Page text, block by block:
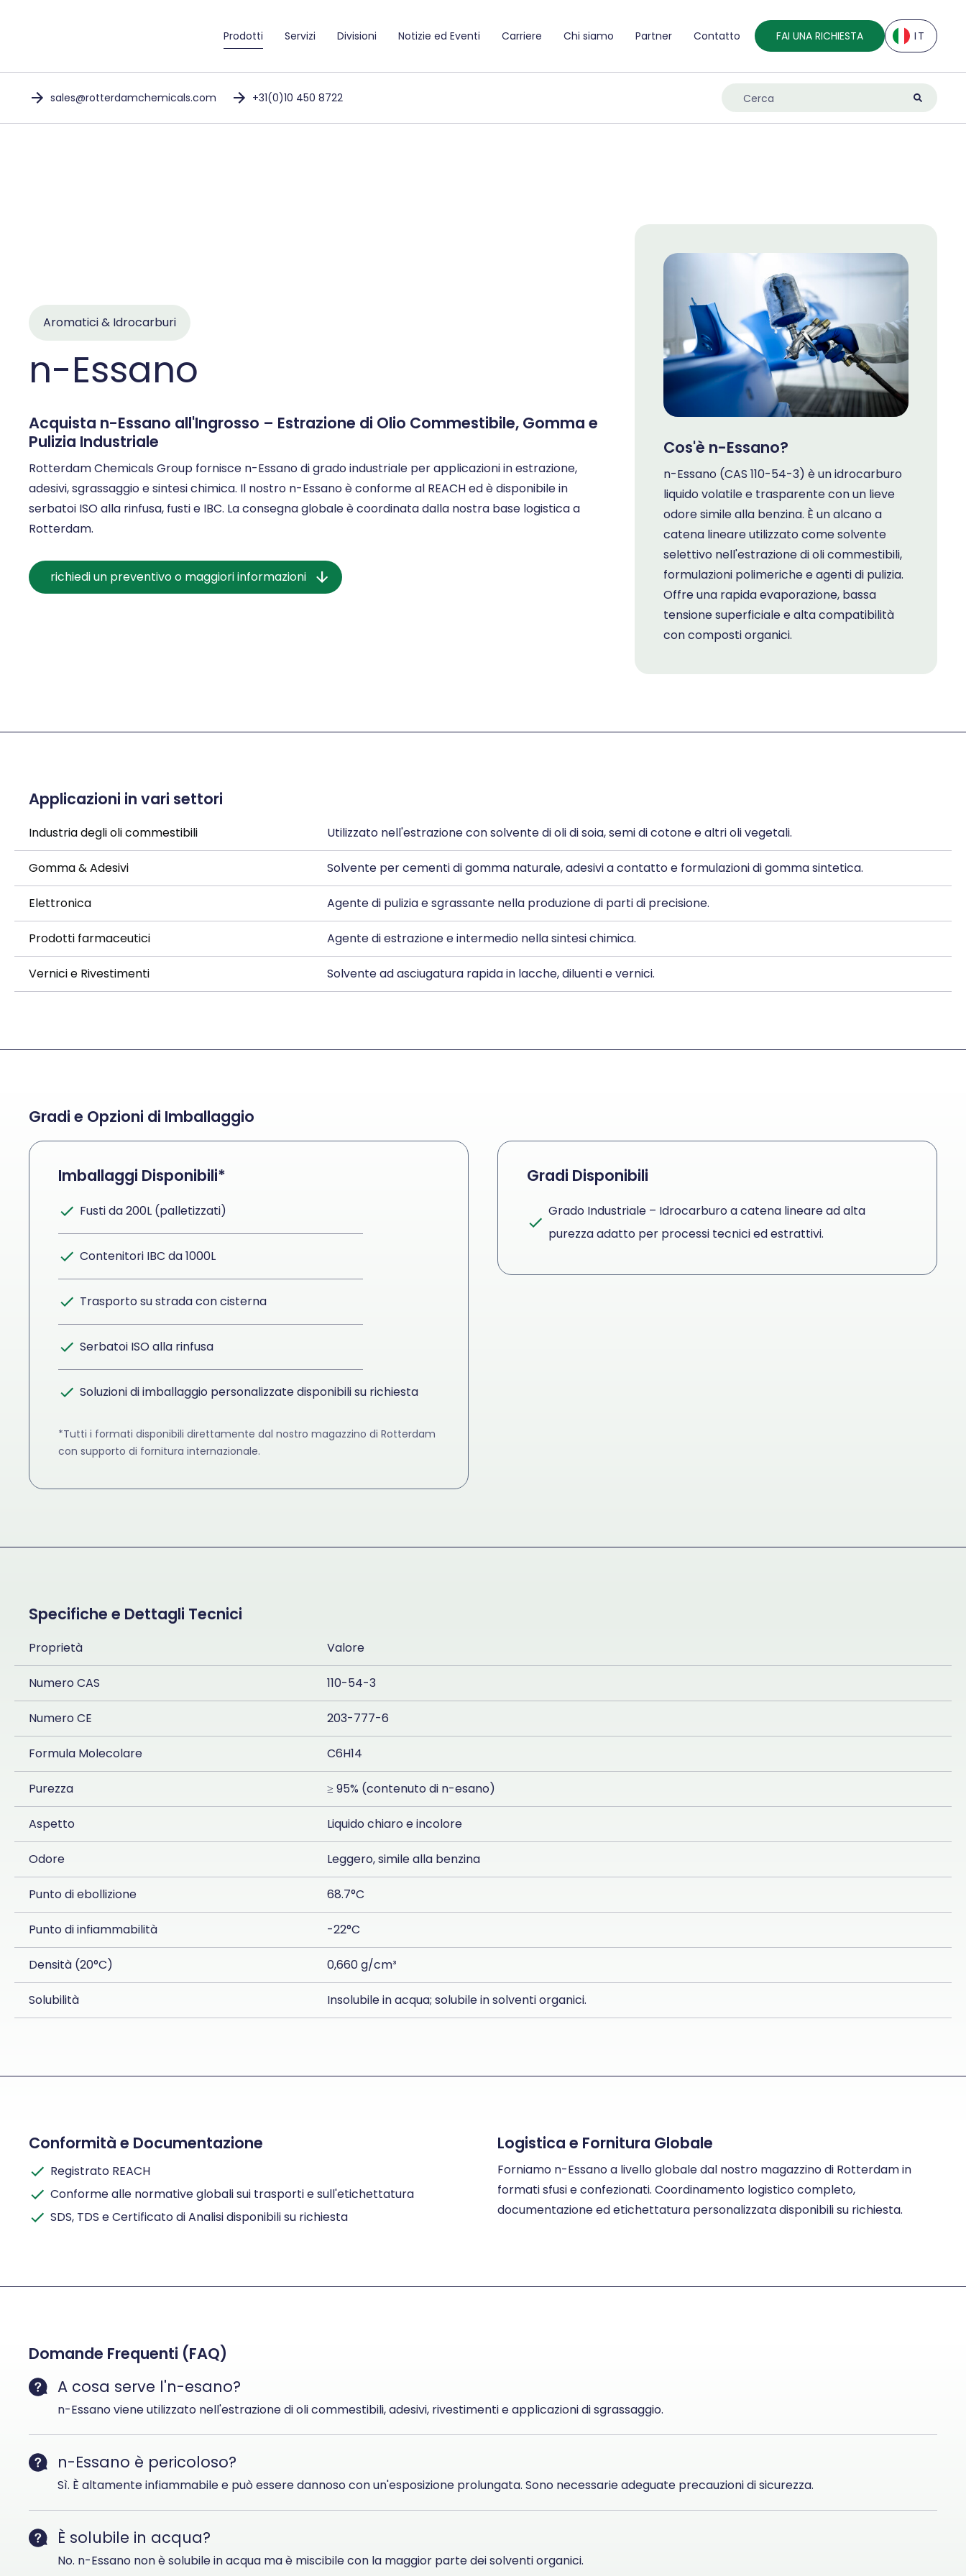
Prodotti Servizi Divisioni Notizie ed Eventi Carriere Chi siamo Partner Contatto FAI UNA RICHIESTA IT
DE
sales@rotterdamchemicals.com +31(0)10 450 8722
Aromatici & Idrocarburi
n-Essano
Acquista n-Essano all'Ingrosso – Estrazione di Olio Commestibile, Gomma e
Pulizia Industriale
Rotterdam Chemicals Group fornisce n-Essano di grado industriale per applicazioni in estrazione,
adesivi, sgrassaggio e sintesi chimica. Il nostro n-Essano è conforme al REACH ed è disponibile in
serbatoi ISO alla rinfusa, fusti e IBC. La consegna globale è coordinata dalla nostra base logistica a
Rotterdam.
richiedi un preventivo o maggiori informazioni
Cos'è n-Essano?
n-Essano (CAS 110-54-3) è un idrocarburo
liquido volatile e trasparente con un lieve
odore simile alla benzina. È un alcano a
catena lineare utilizzato come solvente
selettivo nell'estrazione di oli commestibili,
formulazioni polimeriche e agenti di pulizia.
Offre una rapida evaporazione, bassa
tensione superficiale e alta compatibilità
con composti organici.
Applicazioni in vari settori
Industria degli oli commestibili Utilizzato nell'estrazione con solvente di oli di soia, semi di cotone e altri oli vegetali.
Gomma & Adesivi Solvente per cementi di gomma naturale, adesivi a contatto e formulazioni di gomma sintetica.
Elettronica Agente di pulizia e sgrassante nella produzione di parti di precisione.
Prodotti farmaceutici Agente di estrazione e intermedio nella sintesi chimica.
Vernici e Rivestimenti Solvente ad asciugatura rapida in lacche, diluenti e vernici.
Gradi e Opzioni di Imballaggio
Imballaggi Disponibili*
Fusti da 200L (palletizzati)
Contenitori IBC da 1000L
Trasporto su strada con cisterna
Serbatoi ISO alla rinfusa
Soluzioni di imballaggio personalizzate disponibili su richiesta
*Tutti i formati disponibili direttamente dal nostro magazzino di Rotterdam
con supporto di fornitura internazionale.
Gradi Disponibili
Grado Industriale – Idrocarburo a catena lineare ad alta
purezza adatto per processi tecnici ed estrattivi.
Specifiche e Dettagli Tecnici
Proprietà Valore
Numero CAS 110-54-3
Numero CE 203-777-6
Formula Molecolare C6H14
Purezza ≥ 95% (contenuto di n-esano)
Aspetto Liquido chiaro e incolore
Odore Leggero, simile alla benzina
Punto di ebollizione 68.7°C
Punto di infiammabilità -22°C
Densità (20°C) 0,660 g/cm³
Solubilità Insolubile in acqua; solubile in solventi organici.
Conformità e Documentazione
Registrato REACH
Conforme alle normative globali sui trasporti e sull'etichettatura
SDS, TDS e Certificato di Analisi disponibili su richiesta
Logistica e Fornitura Globale
Forniamo n-Essano a livello globale dal nostro magazzino di Rotterdam in
formati sfusi e confezionati. Coordinamento logistico completo,
documentazione ed etichettatura personalizzata disponibili su richiesta.
Domande Frequenti (FAQ)
A cosa serve l'n-esano?
n-Essano viene utilizzato nell'estrazione di oli commestibili, adesivi, rivestimenti e applicazioni di sgrassaggio.
n-Essano è pericoloso?
Sì. È altamente infiammabile e può essere dannoso con un'esposizione prolungata. Sono necessarie adeguate precauzioni di sicurezza.
È solubile in acqua?
No. n-Essano non è solubile in acqua ma è miscibile con la maggior parte dei solventi organici.